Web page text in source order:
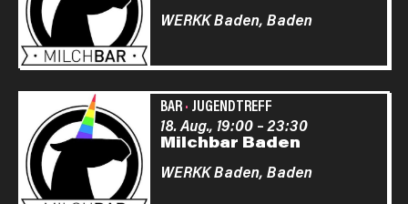
WERKK Baden, Baden
BAR· JUGENDTREFF
Milchbar Baden
18. Aug., 19:00–23:30
WERKK Baden, Baden